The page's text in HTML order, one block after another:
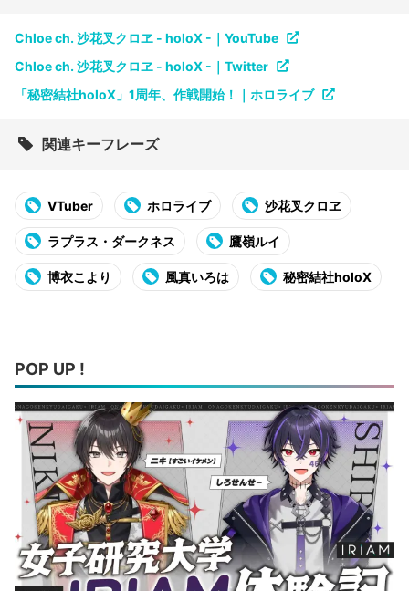
Chloe ch. 沙花叉クロヱ - holoX -｜YouTube
Chloe ch. 沙花叉クロヱ - holoX -｜Twitter
「秘密結社holoX」1周年、作戦開始！｜ホロライブ
関連キーフレーズ
VTuber ホロライブ 沙花叉クロヱ
ラプラス・ダークネス 鷹嶺ルイ
博衣こより 風真いろは 秘密結社holoX
POP UP !